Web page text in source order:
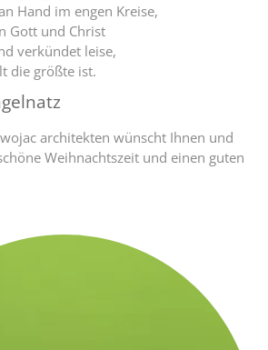
Hand im engen Kreise,
Gott und Christ
verkündet leise,
die größte ist.
architekten wünscht Ihnen und
Weihnachtszeit und einen guten